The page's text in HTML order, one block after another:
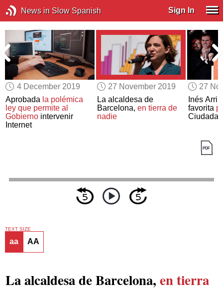
News in Slow Spanish Sign In
4 December 2019
Aprobada la polémica
ley que permite al
Gobierno intervenir
Internet
27 November 2019
La alcaldesa de
Barcelona, en tierra de
nadie
27
Inés
favorita
TEXT SIZE
aa AA
La alcaldesa de Barcelona, en tierra